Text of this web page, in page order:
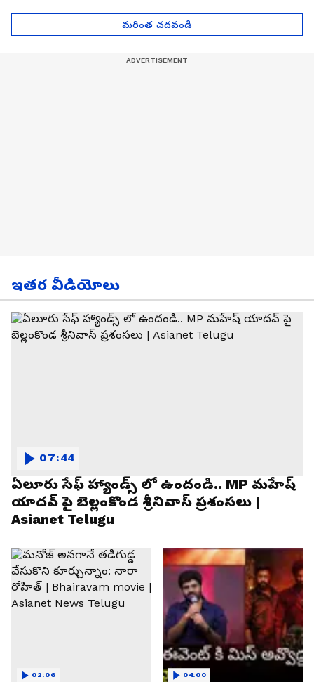
మరింత చదవండి
ఇతర వీడియోలు
ఏలూరు సేఫ్ హ్యాండ్స్ లో ఉందండి.. MP మహేష్
యాదవ్ పై బెల్లంకొండ శ్రీనివాస్ ప్రశంసలు |
Asianet Telugu
07:44
02:06 04:00